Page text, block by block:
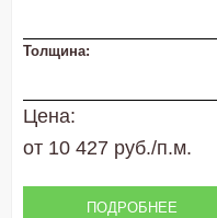
Толщина:
Цена:
от 10 427 руб./п.м.
ПОДРОБНЕЕ